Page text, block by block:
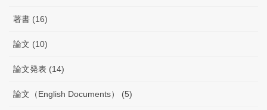
著書 (16)
論文 (10)
論文発表 (14)
論文（English Documents） (5)